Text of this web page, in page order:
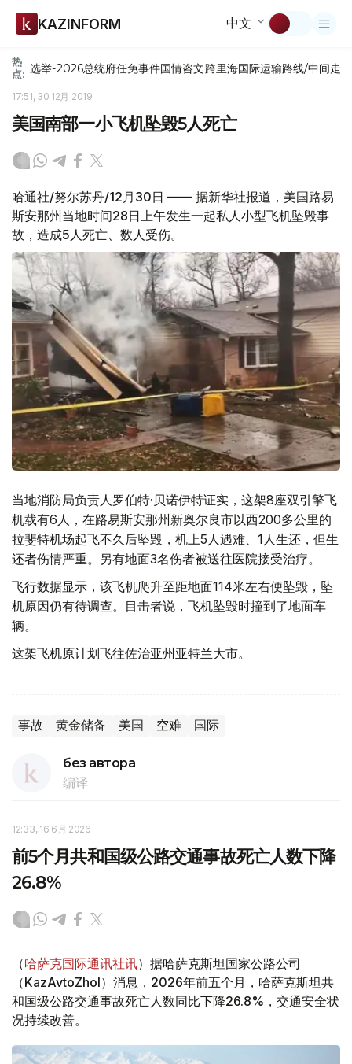
KAZINFORM 中文
热
点: 选举-2026总统府任免事件国情咨文跨里海国际运输路线/中间走廊
17:51, 30 12月 2019
美国南部一小飞机坠毁5人死亡
哈通社/努尔苏丹/12月30日 —— 据新华社报道，美国路易
斯安那州当地时间28日上午发生一起私人小型飞机坠毁事
故，造成5人死亡、数人受伤。
当地消防局负责人罗伯特·贝诺伊特证实，这架8座双引擎飞
机载有6人，在路易斯安那州新奥尔良市以西200多公里的
拉斐特机场起飞不久后坠毁，机上5人遇难、1人生还，但生
还者伤情严重。另有地面3名伤者被送往医院接受治疗。
飞行数据显示，该飞机爬升至距地面114米左右便坠毁，坠
机原因仍有待调查。目击者说，飞机坠毁时撞到了地面车
辆。
这架飞机原计划飞往佐治亚州亚特兰大市。
事故 黄金储备 美国 空难 国际
без автора
编译
12:33, 16 6月 2026
前5个月共和国级公路交通事故死亡人数下降
26.8%
（哈萨克国际通讯社讯）据哈萨克斯坦国家公路公司
（KazAvtoZhol）消息，2026年前五个月，哈萨克斯坦共
和国级公路交通事故死亡人数同比下降26.8%，交通安全状
况持续改善。